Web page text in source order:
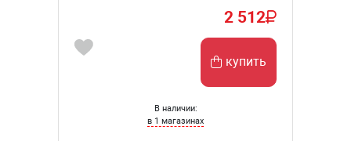
2 512
купить
В наличии:
в 1 магазинах